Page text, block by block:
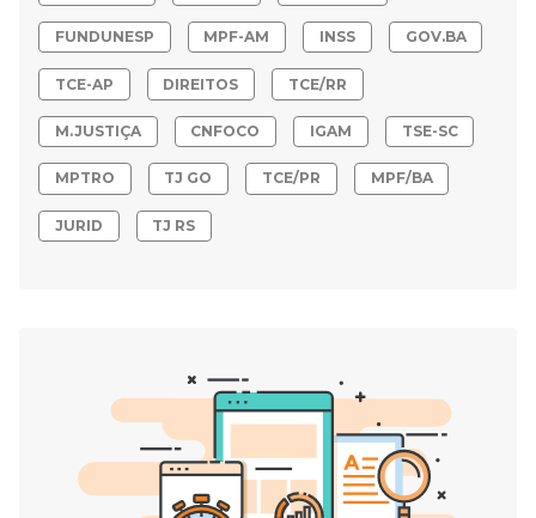
FUNDUNESP MPF-AM INSS GOV.BA
TCE-AP DIREITOS TCE/RR
M.JUSTIÇA CNFOCO IGAM TSE-SC
MPTRO TJ GO TCE/PR MPF/BA
JURID TJ RS